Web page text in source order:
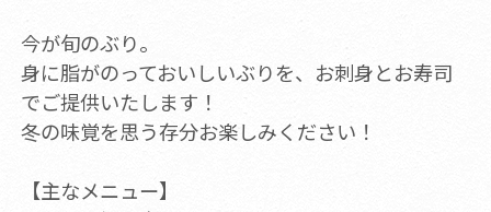
今が旬のぶり。
身に脂がのっておいしいぶりを、お刺身とお寿司
でご提供いたします！
冬の味覚を思う存分お楽しみください！
【主なメニュー】